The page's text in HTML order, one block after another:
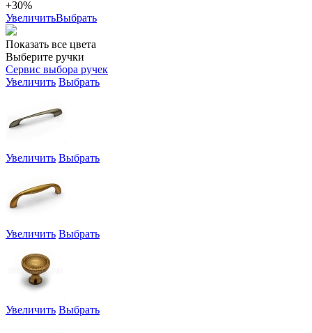
+30%
УвеличитьВыбрать
Показать все цвета
Выберите ручки
Сервис выбора ручек
Увеличить Выбрать
Увеличить Выбрать
Увеличить Выбрать
Увеличить Выбрать